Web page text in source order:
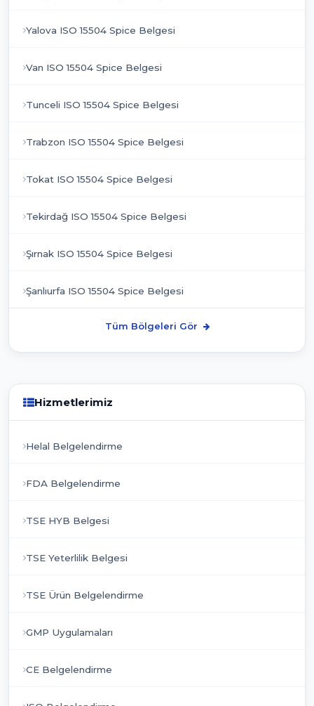
Yalova ISO 15504 Spice Belgesi
Van ISO 15504 Spice Belgesi
Tunceli ISO 15504 Spice Belgesi
Trabzon ISO 15504 Spice Belgesi
Tokat ISO 15504 Spice Belgesi
Tekirdağ ISO 15504 Spice Belgesi
Şırnak ISO 15504 Spice Belgesi
Şanlıurfa ISO 15504 Spice Belgesi
Tüm Bölgeleri Gör
Hizmetlerimiz
Helal Belgelendirme
FDA Belgelendirme
TSE HYB Belgesi
TSE Yeterlilik Belgesi
TSE Ürün Belgelendirme
GMP Uygulamaları
CE Belgelendirme